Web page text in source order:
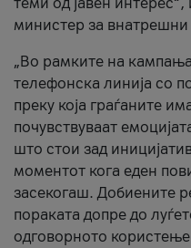
министер за внатрешни
„Во рамките на
телефонска линија со
преку која граѓаните
почувствуваат
што стои зад
моментот кога еден
засекогаш. Добиените
пораката допре до
одговорното користење